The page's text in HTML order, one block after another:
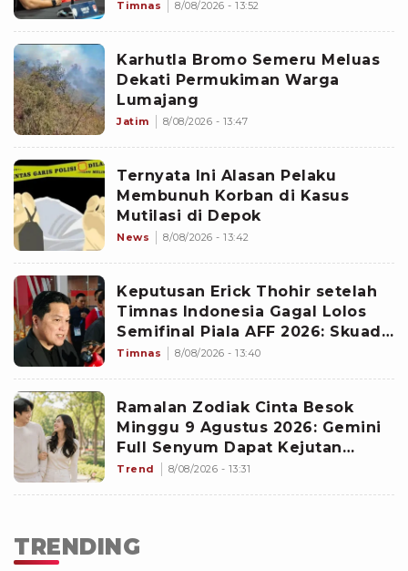
Gavin Lee Buka-bukaan: Saya
Timnas 8/08/2026 - 13:52
Karhutla Bromo Semeru Meluas
Dekati Permukiman Warga
Lumajang
Jatim 8/08/2026 - 13:47
Ternyata Ini Alasan Pelaku
Membunuh Korban di Kasus
Mutilasi di Depok
News 8/08/2026 - 13:42
Keputusan Erick Thohir setelah
Timnas Indonesia Gagal Lolos
Semifinal Piala AFF 2026: Skuad
John Herdman Dievaluasi
Timnas 8/08/2026 - 13:40
Ramalan Zodiak Cinta Besok
Minggu 9 Agustus 2026: Gemini
Full Senyum Dapat Kejutan
Manis, Scorpio Stop Cemburu
Trend 8/08/2026 - 13:31
TRENDING